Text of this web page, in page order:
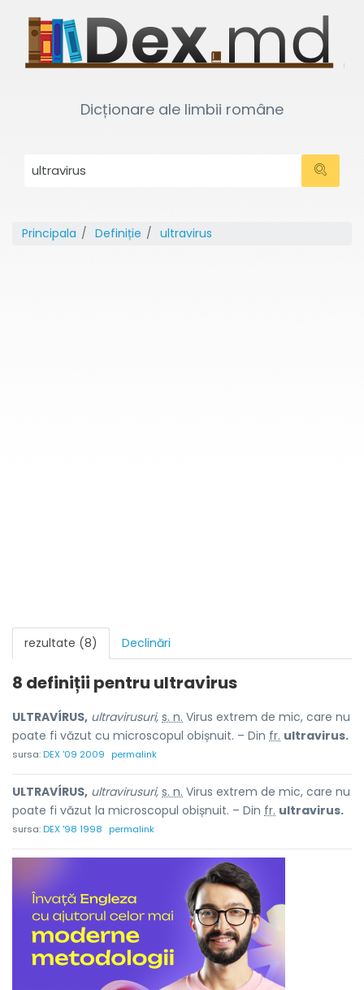
Dicționare ale limbii române
Principala Definiție ultravirus
rezultate (8) Declinări
8 definiții pentru ultravirus
ULTRAVÍRUS, ultravirusuri, s. n. Virus extrem de mic, care nu
poate fi văzut cu microscopul obișnuit. – Din fr. ultravirus.
sursa:DEX '09 2009 permalink
ULTRAVÍRUS, ultravirusuri, s. n. Virus extrem de mic, care nu
poate fi văzut la microscopul obișnuit. – Din fr. ultravirus.
sursa:DEX '98 1998 permalink